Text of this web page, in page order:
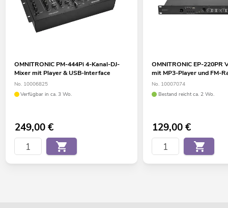
OMNITRONIC PM-444Pi 4-Kanal-DJ-
Mixer mit Player & USB-Interface
No. 10006825
Verfügbar in ca. 3 Wo.
249,00€
OMNITRONIC EP-220PR
mit MP3-Player und FM-
No. 10007074
Bestand reicht ca. 2 Wo.
129,00€